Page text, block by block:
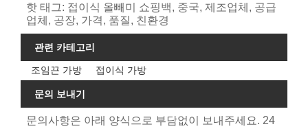
핫 태그: 접이식 올빼미 쇼핑백, 중국, 제조업체, 공급
업체, 공장, 가격, 품질, 친환경
관련 카테고리
조임끈 가방 접이식 가방
문의 보내기
문의사항은 아래 양식으로 부담없이 보내주세요. 24